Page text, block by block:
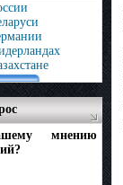
мнению